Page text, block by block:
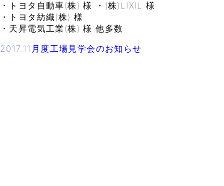
・トヨタ自動車(株) 様 ・(株)LIXIL 様
・トヨタ紡織(株) 様
・天昇電気工業(株) 様 他多数
2017_11月度工場見学会のお知らせ